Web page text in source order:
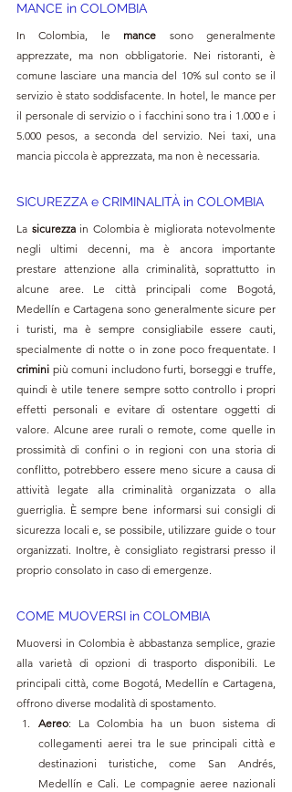
MANCE in COLOMBIA
In Colombia, le mance sono generalmente
apprezzate, ma non obbligatorie. Nei ristoranti, è
comune lasciare una mancia del 10% sul conto se il
servizio è stato soddisfacente. In hotel, le mance per
il personale di servizio o i facchini sono tra i 1.000 e i
5.000 pesos, a seconda del servizio. Nei taxi, una
mancia piccola è apprezzata, ma non è necessaria.
SICUREZZA e CRIMINALITÀ in COLOMBIA
La sicurezza in Colombia è migliorata notevolmente
negli ultimi decenni, ma è ancora importante
prestare attenzione alla criminalità, soprattutto in
alcune aree. Le città principali come Bogotá,
Medellín e Cartagena sono generalmente sicure per
i turisti, ma è sempre consigliabile essere cauti,
crimini più comuni includono furti, borseggi e truffe,
quindi è utile tenere sempre sotto controllo i propri
effetti personali e evitare di ostentare oggetti di
valore. Alcune aree rurali o remote, come quelle in
prossimità di confini o in regioni con una storia di
conflitto, potrebbero essere meno sicure a causa di
attività legate alla criminalità organizzata o alla
guerriglia. È sempre bene informarsi sui consigli di
sicurezza locali e, se possibile, utilizzare guide o tour
organizzati. Inoltre, è consigliato registrarsi presso il
proprio consolato in caso di emergenze.
COME MUOVERSI in COLOMBIA
Muoversi in Colombia è abbastanza semplice, grazie
alla varietà di opzioni di trasporto disponibili. Le
principali città, come Bogotá, Medellín e Cartagena,
offrono diverse modalità di spostamento.
Aereo: La Colombia ha un buon sistema di
collegamenti aerei tra le sue principali città e
destinazioni turistiche, come San Andrés,
Medellín e Cali. Le compagnie aeree nazionali